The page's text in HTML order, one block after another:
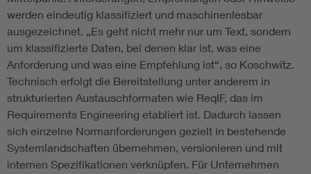
werden eindeutig klassifiziert und maschinenlesbar
ausgezeichnet. „Es geht nicht mehr nur um Text, sondern
um klassifizierte Daten, bei denen klar ist, was eine
Anforderung und was eine Empfehlung ist“, so Koschwitz.
Technisch erfolgt die Bereitstellung unter anderem in
strukturierten Austauschformaten wie ReqIF, das im
Requirements Engineering etabliert ist. Dadurch lassen
sich einzelne Normanforderungen gezielt in bestehende
Systemlandschaften übernehmen, versionieren und mit
internen Spezifikationen verknüpfen. Für Unternehmen